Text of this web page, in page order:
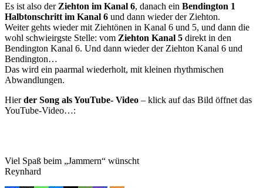
Es ist also der Ziehton im Kanal 6, danach ein Bendington 1
Halbtonschritt im Kanal 6 und dann wieder der Ziehton.
Weiter gehts wieder mit Ziehtönen in Kanal 6 und 5, und dann die
wohl schwieirgste Stelle: vom Ziehton Kanal 5 direkt in den
Bendington Kanal 6. Und dann wieder der Ziehton Kanal 6 und
Bendington…
Das wird ein paarmal wiederholt, mit kleinen rhythmischen
Abwandlungen.
Hierder Song als YouTube- Video – klick auf das Bild öffnet das
YouTube-Video…:
Viel Spaß beim „Jammern“ wünscht
Reynhard